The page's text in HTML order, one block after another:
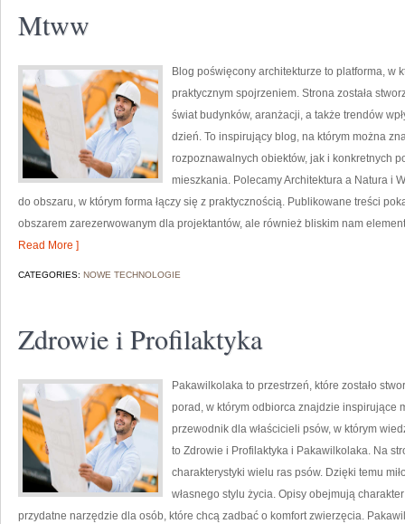
Mtww
Blog poświęcony architekturze to platforma, w
praktycznym spojrzeniem. Strona została
świat budynków, aranżacji, a także trendów
dzień. To inspirujący blog, na którym można
rozpoznawalnych obiektów, jak i konkretnych
mieszkania. Polecamy Architektura a Natura i
do obszaru, w którym forma łączy się z praktycznością. Publikowane treści
obszarem zarezerwowanym dla projektantów, ale również bliskim nam
Read More ]
CATEGORIES: NOWE TECHNOLOGIE
Zdrowie i Profilaktyka
Pakawilkolaka to przestrzeń, które zostało
porad, w którym odbiorca znajdzie inspirujące
przewodnik dla właścicieli psów, w którym
to Zdrowie i Profilaktyka i Pakawilkolaka. Na
charakterystyki wielu ras psów. Dzięki temu
własnego stylu życia. Opisy obejmują
przydatne narzędzie dla osób, które chcą zadbać o komfort zwierzęcia.